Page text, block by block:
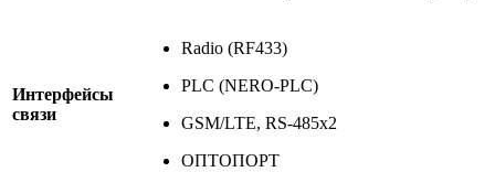
Интерфейсы
связи
Radio (RF433)
PLC (NERO-PLC)
GSM/LTE, RS-485x2
ОПТОПОРТ